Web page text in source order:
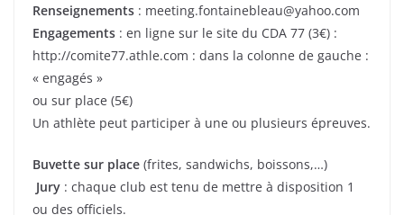
Renseignements : meeting.fontainebleau@yahoo.com
Engagements : en ligne sur le site du CDA 77 (3€) :
http://comite77.athle.com : dans la colonne de gauche :
« engagés »
ou sur place (5€)
Un athlète peut participer à une ou plusieurs épreuves.
Buvette sur place (frites, sandwichs, boissons,…)
Jury : chaque club est tenu de mettre à disposition 1
ou des officiels.